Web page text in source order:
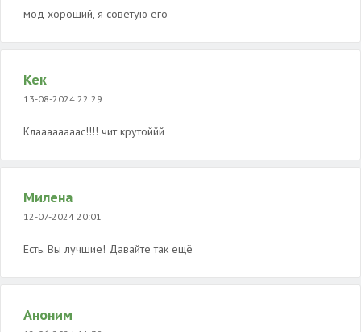
мод хороший, я советую его
Кек
13-08-2024 22:29
Клаааааааас!!!! чит крутоййй
Милена
12-07-2024 20:01
Есть. Вы лучшие! Давайте так ещё
Аноним